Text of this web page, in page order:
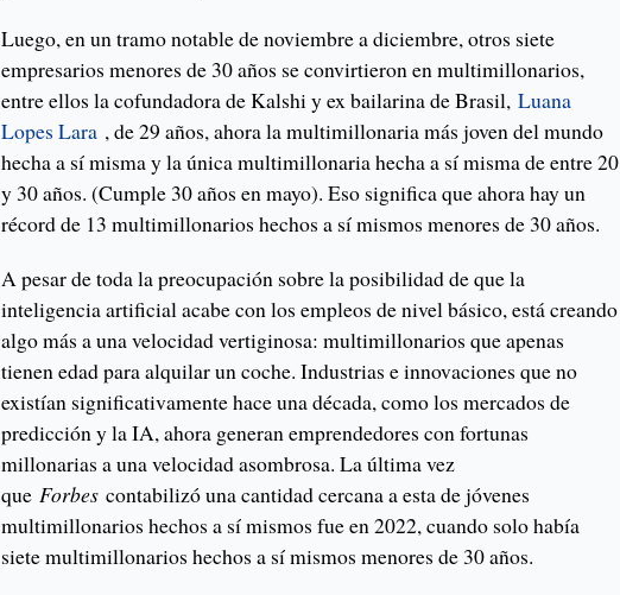
Luego, en un tramo notable de noviembre a diciembre, otros siete
empresarios menores de 30 años se convirtieron en multimillonarios,
entre ellos la cofundadora de Kalshi y ex bailarina de Brasil,Luana
Lopes Lara , de 29 años, ahora la multimillonaria más joven del mundo
hecha a sí misma y la única multimillonaria hecha a sí misma de entre 20
y 30 años. (Cumple 30 años en mayo). Eso significa que ahora hay un
récord de 13 multimillonarios hechos a sí mismos menores de 30 años.
A pesar de toda la preocupación sobre la posibilidad de que la
inteligencia artificial acabe con los empleos de nivel básico, está creando
algo más a una velocidad vertiginosa: multimillonarios que apenas
tienen edad para alquilar un coche. Industrias e innovaciones que no
existían significativamente hace una década, como los mercados de
predicción y la IA, ahora generan emprendedores con fortunas
millonarias a una velocidad asombrosa. La última vez
queForbes contabilizó una cantidad cercana a esta de jóvenes
multimillonarios hechos a sí mismos fue en 2022, cuando solo había
siete multimillonarios hechos a sí mismos menores de 30 años.